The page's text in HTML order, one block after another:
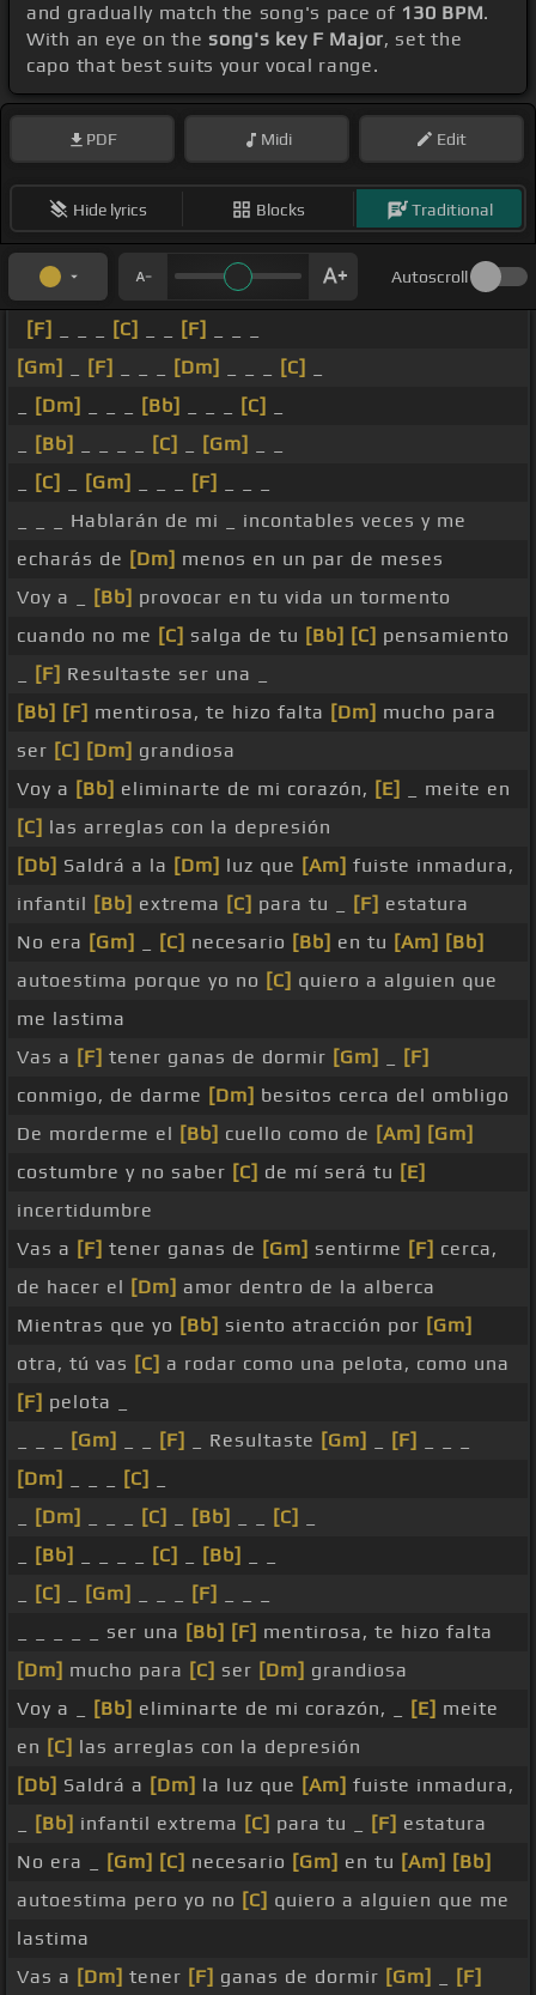
and gradually match the song's pace of 130 BPM.
With an eye on thesong's key F Major, set the
capo that best suits your vocal range.
PDF Midi Edit
Hide lyrics Blocks Traditional
Autoscroll
[F] [C] [F]
[Gm]
[F] [Dm] [C]
[Dm] [Bb] [C]
[Bb] [C] [Gm]
[C] [Gm] [F]
_ _ _ Hablarán de mi _ incontables veces y me
echarás de [Dm] menos en un par de meses
Voy a _
[Bb] provocar en tu vida un tormento
cuando no me [C] salga de tu [Bb] [C] pensamiento
[F] Resultaste ser una _
[Bb] [F] mentirosa, te hizo falta [Dm] mucho para
ser [C] [Dm] grandiosa
Voy a [Bb] eliminarte de mi corazón, [E]
_ meite en
[C] las arreglas con la depresión
[Db] Saldrá a la [Dm] luz que [Am] fuiste inmadura,
infantil [Bb] extrema [C] para tu _ [F] estatura
No era [Gm] [C] necesario [Bb] en tu [Am] [Bb]
autoestima porque yo no [C] quiero a alguien que
me lastima
Vas a [F] tener ganas de dormir [Gm]
[F]
conmigo, de darme [Dm] besitos cerca del ombligo
De morderme el [Bb] cuello como de [Am] [Gm]
costumbre y no saber [C] de mí será tu [E]
incertidumbre
Vas a [F] tener ganas de [Gm] sentirme [F] cerca,
de hacer el [Dm] amor dentro de la alberca
Mientras que yo [Bb] siento atracción por [Gm]
otra, tú vas [C] a rodar como una pelota, como una
[F] pelota _
[Gm] [F] _ Resultaste [Gm] [F]
[Dm]
[C]
[Dm] [C] [Bb] [C]
[Bb] [C] [Bb]
[C] [Gm] [F]
_ _ _ _ _ ser una [Bb] [F] mentirosa, te hizo falta
[Dm] mucho para [C] ser [Dm] grandiosa
Voy a _
[Bb] eliminarte de mi corazón, _ [E] meite
en [C] las arreglas con la depresión
[Db] Saldrá a [Dm] la luz que [Am] fuiste inmadura,
[Bb] infantil extrema [C] para tu _ [F] estatura
No era _
[Gm] [C] necesario [Gm] en tu [Am] [Bb]
autoestima pero yo no [C] quiero a alguien que me
lastima
Vas a [Dm] tener [F] ganas de dormir [Gm] [F]